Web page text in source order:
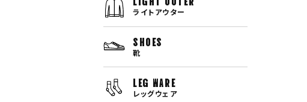
ライトアウター
SHOES
靴
LEG WARE
レッグウェア